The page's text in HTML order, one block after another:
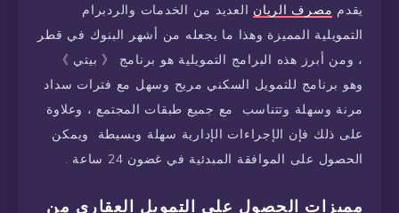
يقدم مصرف الريان العديد من الخدمات والردبرام
التمويلية المميزة وهذا ما يجعله من أشهر البنوك في قطر
، ومن أبرز هذه البرامج التمويلية هو برنامج 《 بيتي 》
وهو برنامج للتمويل السكني مريح وسهل مع فترات سداد
مرنة وسهلة وتتناسب مع جميع طبقات المجتمع ، وعلاوة
على ذلك فإن الإجراءات الإدارية سهلة وبسيطة ويمكن
الحصول على الموافقة المبدئية في غضون 24 ساعة .
مميزات الحصول على التمويل العقاري من